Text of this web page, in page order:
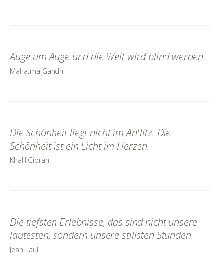
Auge um Auge und die Welt wird blind werden.
Mahatma Gandhi
Die Schönheit liegt nicht im Antlitz. Die
Schönheit ist ein Licht im Herzen.
Khalil Gibran
Die tiefsten Erlebnisse, das sind nicht unsere
lautesten, sondern unsere stillsten Stunden.
Jean Paul